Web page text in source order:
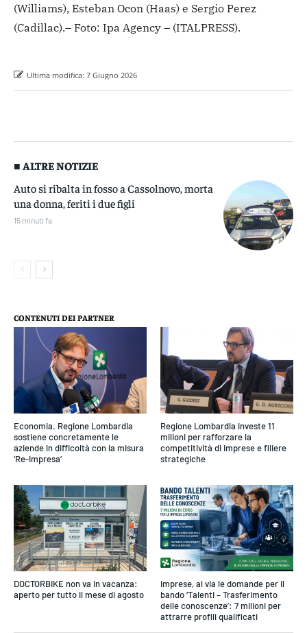
(Williams), Esteban Ocon (Haas) e Sergio Perez
(Cadillac).– Foto: Ipa Agency – (ITALPRESS).
Ultima modifica: 7 Giugno 2026
■ ALTRE NOTIZIE
Auto si ribalta in fosso a Cassolnovo, morta
una donna, feriti i due figli
15 minuti fa
CONTENUTI DEI PARTNER
Economia. Regione Lombardia
sostiene concretamente le
aziende in difficoltà con la misura
‘Re-Impresa’
DOCTORBIKE non va in vacanza:
aperto per tutto il mese di agosto
Regione Lombardia investe 11
milioni per rafforzare la
competitività di imprese e filiere
strategiche
Imprese, al via le domande per il
bando ‘Talenti – Trasferimento
delle conoscenze’: 7 milioni per
attrarre profili qualificati